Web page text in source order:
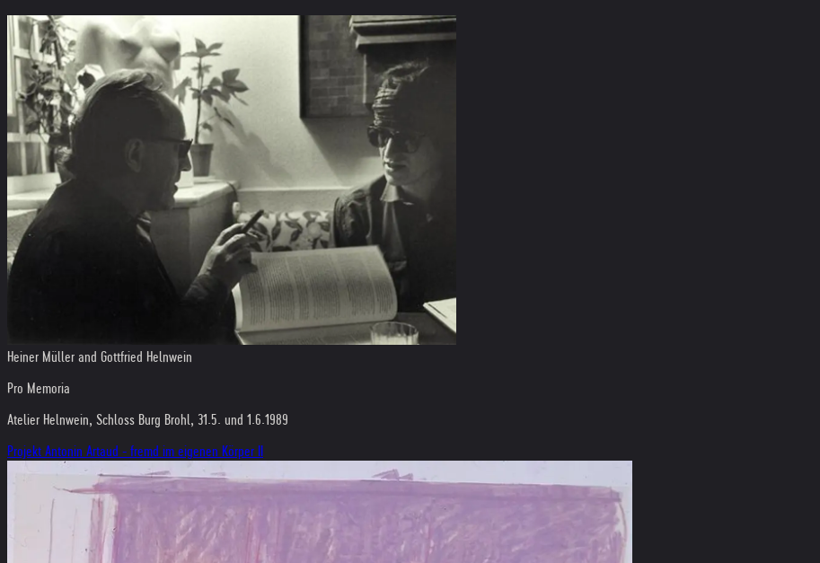
Heiner Müller and Gottfried Helnwein
Pro Memoria
Atelier Helnwein, Schloss Burg Brohl, 31.5. und 1.6.1989
Projekt Antonin Artaud - fremd im eigenen Körper II